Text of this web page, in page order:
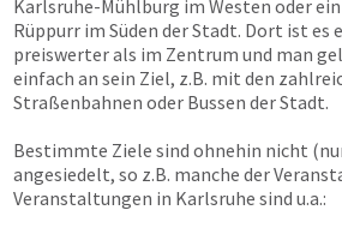
Karlsruhe-Mühlburg im Westen oder
Rüppurr im Süden der Stadt. Dort ist es
preiswerter als im Zentrum und man
einfach an sein Ziel, z.B. mit den
Straßenbahnen oder Bussen der Stadt.
Bestimmte Ziele sind ohnehin nicht
angesiedelt, so z.B. manche der
Veranstaltungen in Karlsruhe sind u.a.: